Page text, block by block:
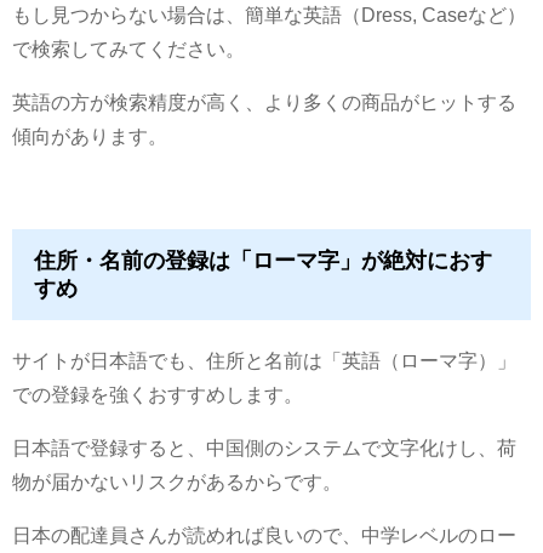
もし見つからない場合は、簡単な英語（Dress, Caseなど）
で検索してみてください。
英語の方が検索精度が高く、より多くの商品がヒットする
傾向があります。
住所・名前の登録は「ローマ字」が絶対におす
すめ
サイトが日本語でも、住所と名前は「英語（ローマ字）」
での登録を強くおすすめします。
日本語で登録すると、中国側のシステムで文字化けし、荷
物が届かないリスクがあるからです。
日本の配達員さんが読めれば良いので、中学レベルのロー